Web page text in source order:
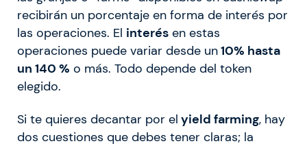
recibirán un porcentaje en forma de interés por
las operaciones. El interés en estas
operaciones puede variar desde un10% hasta
un 140 % o más. Todo depende del token
elegido.
Si te quieres decantar por el yield farming, hay
dos cuestiones que debes tener claras; la